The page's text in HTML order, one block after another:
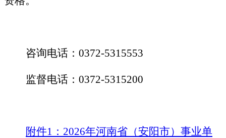
咨询电话： 0372-5315553
监督电话： 0372-5315200
附件1：2026年河南省（安阳市）事业单